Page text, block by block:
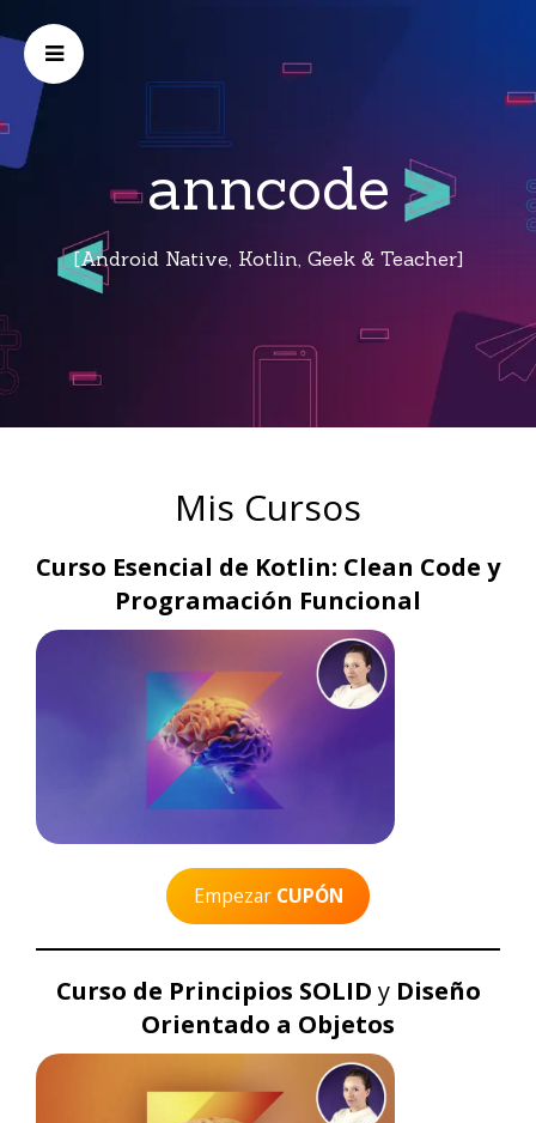
anncode
[Android Native, Kotlin, Geek & Teacher]
Mis Cursos
Curso Esencial de Kotlin: Clean Code y
Programación Funcional
EmpezarCUPÓN
Curso de Principios SOLID y Diseño
Orientado a Objetos